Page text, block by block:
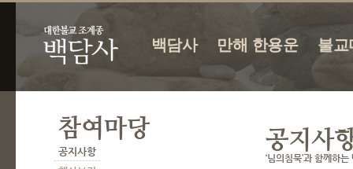
백담사 만해 한용운 불교